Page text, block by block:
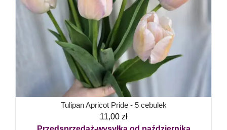
Tulipan Apricot Pride - 5 cebulek
11,00 zł